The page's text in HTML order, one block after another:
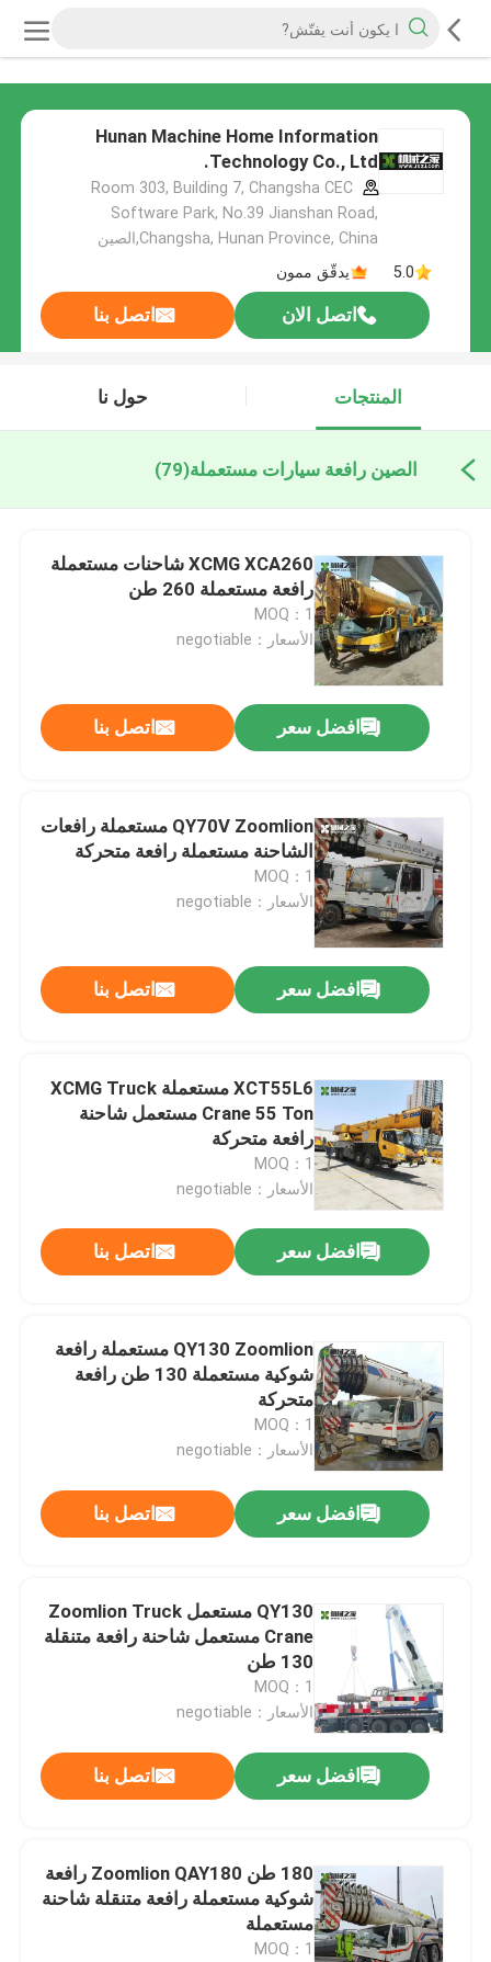
Hunan Machine Home Information
Technology Co., Ltd.
Room 303, Building 7, Changsha CEC
Software Park, No.39 Jianshan Road,
Changsha, Hunan Province, China,الصين
5.0
يدقّق ممون
اتصل الان اتصل بنا
المنتجات حول نا
الصين رافعة سيارات مستعملة(79)
XCMG XCA260 شاحنات مستعملة
رافعة مستعملة 260 طن
MOQ：1
الأسعار：negotiable
افضل سعر اتصل بنا
QY70V Zoomlion مستعملة رافعات
الشاحنة مستعملة رافعة متحركة
MOQ：1
الأسعار：negotiable
افضل سعر اتصل بنا
XCT55L6 مستعملة XCMG Truck
Crane 55 Ton مستعمل شاحنة
رافعة متحركة
MOQ：1
الأسعار：negotiable
افضل سعر اتصل بنا
QY130 Zoomlion مستعملة رافعة
شوكية مستعملة 130 طن رافعة
متحركة
MOQ：1
الأسعار：negotiable
افضل سعر اتصل بنا
QY130 مستعمل Zoomlion Truck
Crane مستعمل شاحنة رافعة متنقلة
130 طن
MOQ：1
الأسعار：negotiable
افضل سعر اتصل بنا
180 طن Zoomlion QAY180 رافعة
شوكية مستعملة رافعة متنقلة شاحنة
مستعملة
MOQ：1